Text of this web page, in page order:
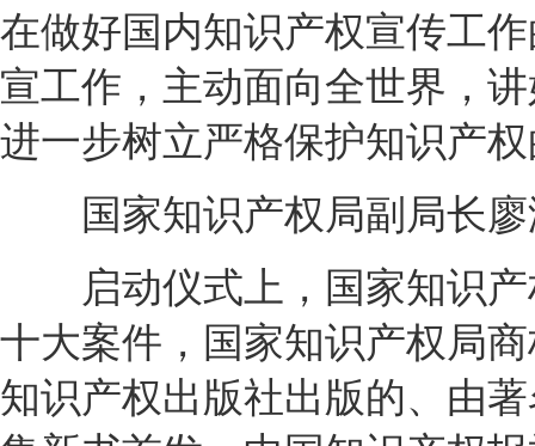
在做好国内知识产权宣传工
宣工作，主动面向全世界，
进一步树立严格保护知识产
国家知识产权局副局长廖
启动仪式上，国家知识产
十大案件，国家知识产权局
知识产权出版社出版的、由